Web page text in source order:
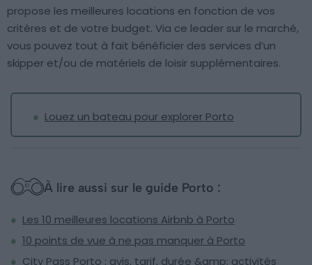
propose les meilleures locations en fonction de vos
critères et de votre budget. Via ce leader sur le marché,
vous pouvez tout à fait bénéficier des services d’un
skipper et/ou de matériels de loisir supplémentaires.
Louez un bateau pour explorer Porto
À lire aussi sur le guide Porto :
Les 10 meilleures locations Airbnb à Porto
10 points de vue à ne pas manquer à Porto
City Pass Porto : avis, tarif, durée &amp; activités